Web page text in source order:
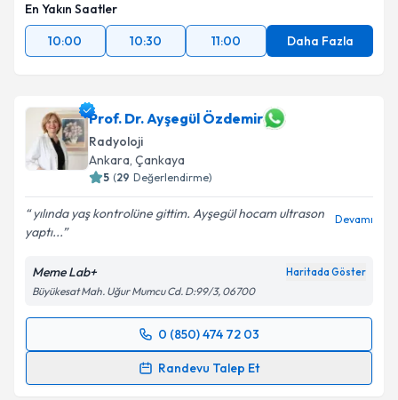
En Yakın Saatler
10:00
10:30 11:00 Daha Fazla
Prof. Dr. Ayşegül Özdemir
Radyoloji
Ankara, Çankaya
5 (29 Değerlendirme)
yılında yaş kontrolüne gittim. Ayşegül hocam ultrason
yaptı...
Devamı
Meme Lab+ Haritada Göster
Büyükesat Mah. Uğur Mumcu Cd. D:99/3, 06700
0 (850) 474 72 03
Randevu Talep Et
Randevu Takvimi Talebi